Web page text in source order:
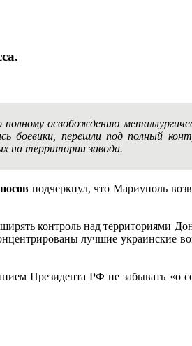
освобождению
боевики, перешли под полный
на территории завода.
подчеркнул, что Мариуполь
контроль над территориями
лучшие украинские
Президента РФ не забывать «о